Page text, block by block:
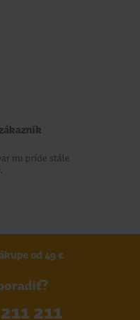
mi príde stále
od 49 €
211